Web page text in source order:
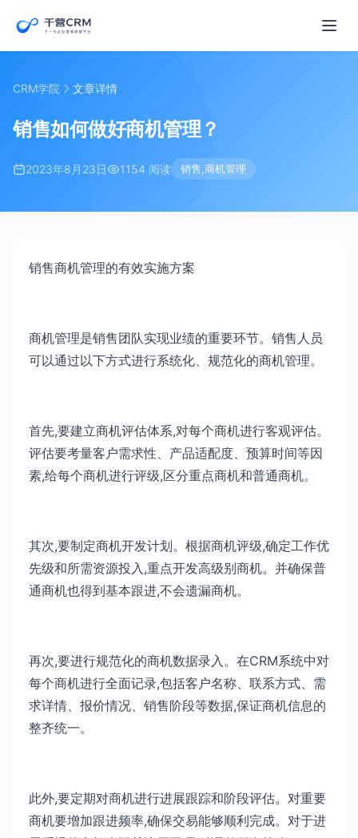
CRM学院 文章详情
销售如何做好商机管理？
2023年8月23日 1154 阅读 销售,商机管理
销售商机管理的有效实施方案
商机管理是销售团队实现业绩的重要环节。销售人员
可以通过以下方式进行系统化、规范化的商机管理。
首先,要建立商机评估体系,对每个商机进行客观评估。
评估要考量客户需求性、产品适配度、预算时间等因
素,给每个商机进行评级,区分重点商机和普通商机。
其次,要制定商机开发计划。根据商机评级,确定工作优
先级和所需资源投入,重点开发高级别商机。并确保普
通商机也得到基本跟进,不会遗漏商机。
再次,要进行规范化的商机数据录入。在CRM系统中对
每个商机进行全面记录,包括客户名称、联系方式、需
求详情、报价情况、销售阶段等数据,保证商机信息的
整齐统一。
此外,要定期对商机进行进展跟踪和阶段评估。对重要
商机要增加跟进频率,确保交易能够顺利完成。对于进